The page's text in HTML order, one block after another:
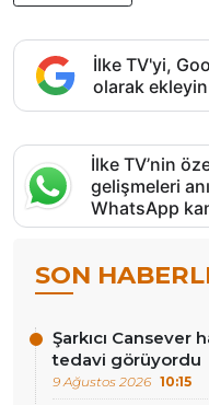
İlke TV'yi,
olarak ekleyin
İlke TV’nin
gelişmeleri
WhatsApp
SON
Şarkıcı Cansever
tedavi görüyordu
9 Ağustos 2026 10:15